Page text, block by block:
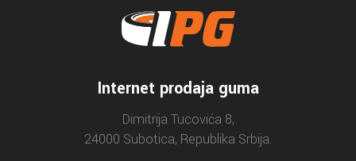
Internet prodaja guma
Dimitrija Tucovića 8,
24000 Subotica, Republika Srbija.